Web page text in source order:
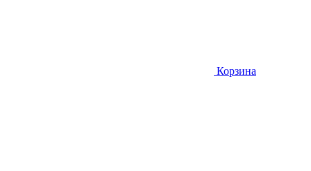
Корзина